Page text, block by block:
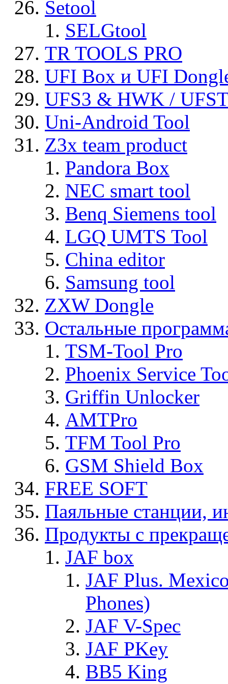
Setool
SELGtool
TR TOOLS PRO
UFI Box и UFI
UFS3 & HWK /
Uni-Android Tool
Z3x team product
Pandora Box
NEC smart tool
Benq Siemens tool
LGQ UMTS Tool
China editor
Samsung tool
ZXW Dongle
Остальные
TSM-Tool Pro
Phoenix Service
Griffin Unlocker
AMTPro
TFM Tool Pro
GSM Shield Box
FREE SOFT
Паяльные станции,
Продукты с
JAF box
JAF Plus.
Phones)
JAF V-Spec
JAF PKey
BB5 King